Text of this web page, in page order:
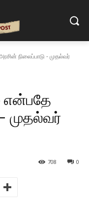
நிலைப்பாடு - முதல்வர்
என்பதே
முதல்வர்
0
708